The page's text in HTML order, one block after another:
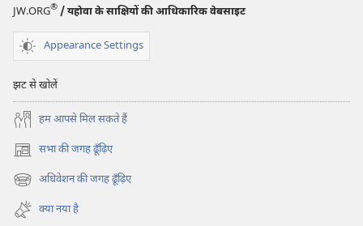
JW.ORG® / यहोवा के साक्षियों की आधिकारिक वेबसाइट
Appearance Settings
झट से खोलें
हम आपसे मिल सकते हैं
सभा की जगह ढूँढ़िए
(opens
new
window)
अधिवेशन की जगह ढूँढ़िए
(opens
new
window)
क्या नया है